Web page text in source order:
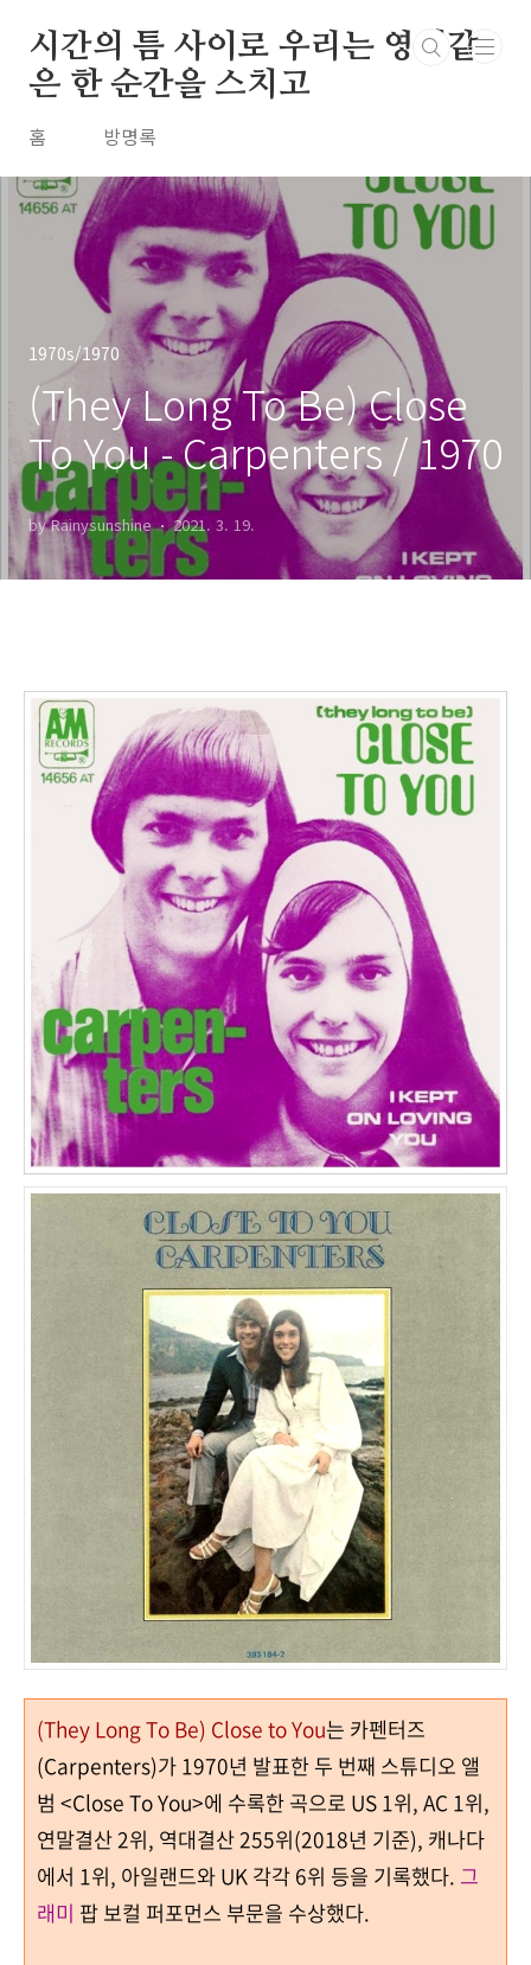
시간의 틈 사이로 우리는 영원같
은 한 순간을 스치고
홈 방명록
1970s/1970
(They Long To Be) Close
To You - Carpenters / 1970
by Rainysunshine 2021. 3. 19.
(They Long To Be) Close to You는 카펜터즈
(Carpenters)가1970년 발표한 두 번째 스튜디오 앨
범 <Close To You>에 수록한 곡으로 US 1위, AC 1위,
연말결산 2위, 역대결산 255위(2018년 기준), 캐나다
에서 1위, 아일랜드와 UK각각6위 등을 기록했다. 그
래미 팝 보컬 퍼포먼스 부문을 수상했다.